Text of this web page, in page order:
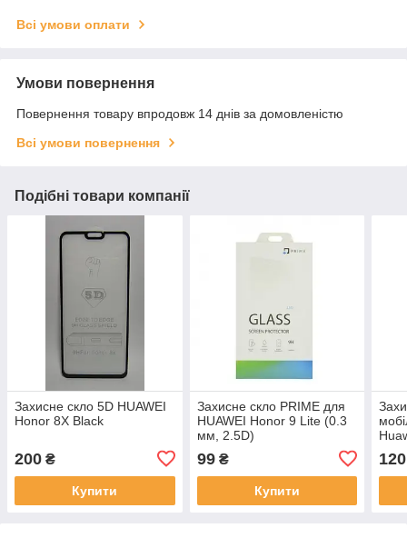
Всі умови оплати
Умови повернення
Повернення товару впродовж 14 днів за домовленістю
Всі умови повернення
Подібні товари компанії
Захисне скло 5D HUAWEI
Honor 8X Black
200 ₴
Купити
Захисне скло PRIME для
HUAWEI Honor 9 Lite (0.3
мм, 2.5D)
99₴
Купити
120